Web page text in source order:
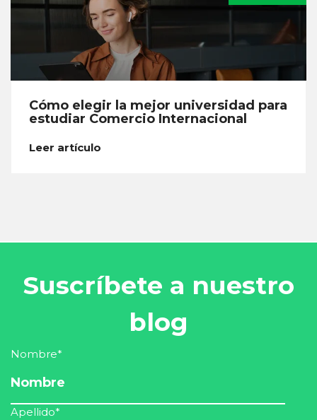
Cómo elegir la mejor universidad para
estudiar Comercio Internacional
Leer artículo
Suscríbete a nuestro
blog
Nombre*
Apellido*